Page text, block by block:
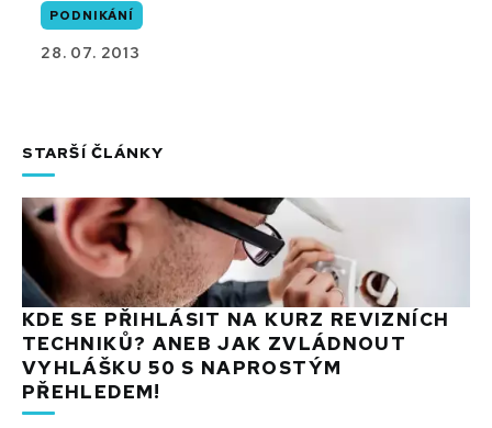
PODNIKÁNÍ
28. 07. 2013
STARŠÍ ČLÁNKY
KDE SE PŘIHLÁSIT NA KURZ REVIZNÍCH
TECHNIKŮ? ANEB JAK ZVLÁDNOUT
VYHLÁŠKU 50 S NAPROSTÝM
PŘEHLEDEM!